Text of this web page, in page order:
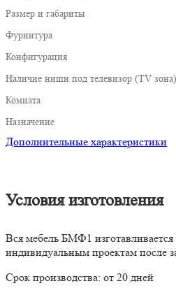
Размер и габариты
Фурнитура
Конфигурация
Наличие ниши под телевизор (TV зона)
Комната
Назначение
Дополнительные характеристики
Условия изготовления
Вся мебель БМФ1 изготавливается
индивидуальным проектам после
Срок производства: от 20 дней